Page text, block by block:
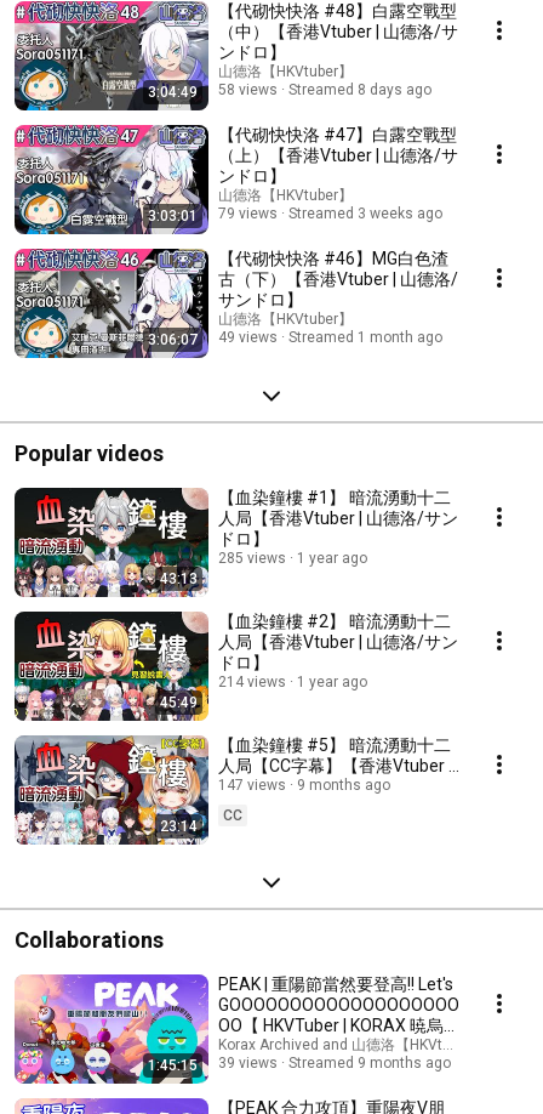
3:04:49
【代砌快快洛 #48】白露空戰型
（中）【香港Vtuber | 山德洛/サ
ンドロ】
山德洛【HKVtuber】
58 views
Streamed 8 days ago
3:03:01
【代砌快快洛 #47】白露空戰型
（上）【香港Vtuber | 山德洛/サ
ンドロ】
山德洛【HKVtuber】
79 views
Streamed 3 weeks ago
3:06:07
【代砌快快洛 #46】MG白色渣
古（下）【香港Vtuber | 山德洛/
サンドロ】
山德洛【HKVtuber】
49 views
Streamed 1 month ago
Popular videos
43:13
【血染鐘樓 #1】 暗流湧動十二
人局【香港Vtuber | 山德洛/サン
ドロ】
285 views 1 year ago
45:49
【血染鐘樓 #2】 暗流湧動十二
人局【香港Vtuber | 山德洛/サン
ドロ】
214 views 1 year ago
23:14
【血染鐘樓 #5】 暗流湧動十二
人局【CC字幕】【香港Vtuber |
山德洛/サンドロ】
147 views
9 months ago
CC
Collaborations
1:45:15
PEAK | 重陽節當然要登高!! Let's
GOOOOOOOOOOOOOOOOOOO
OO【 HKVTuber | KORAX 暁烏コ
ラクス】
Korax Archived and 山德洛【HKVtuber】
39 views
Streamed 9 months ago
【PEAK 合力攻頂】重陽夜V朋